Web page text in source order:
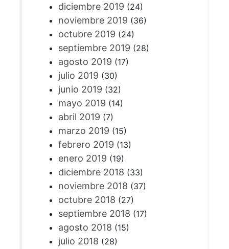
diciembre 2019 (24)
noviembre 2019 (36)
octubre 2019 (24)
septiembre 2019 (28)
agosto 2019 (17)
julio 2019 (30)
junio 2019 (32)
mayo 2019 (14)
abril 2019 (7)
marzo 2019 (15)
febrero 2019 (13)
enero 2019 (19)
diciembre 2018 (33)
noviembre 2018 (37)
octubre 2018 (27)
septiembre 2018 (17)
agosto 2018 (15)
julio 2018 (28)